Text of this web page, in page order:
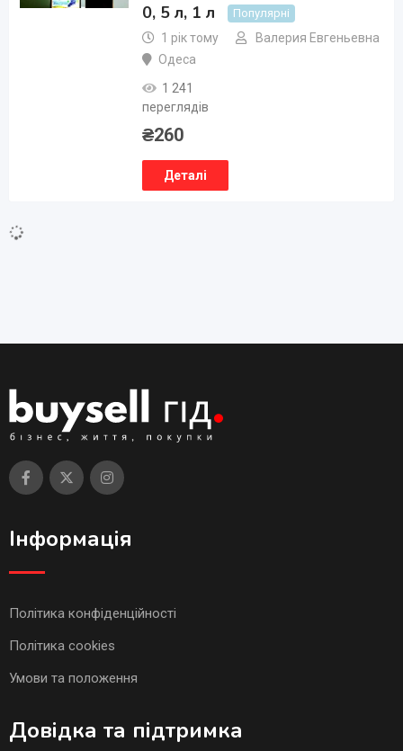
0, 5 л, 1 л
Популярні
1 рік тому
Валерия Евгеньевна
Одеса
1 241
переглядів
₴260
Деталі
Інформація
Політика конфіденційності
Політика cookies
Умови та положення
Довідка та підтримка